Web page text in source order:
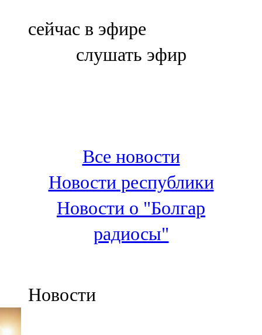
Болгар
100,3 FM
Зәй
106,6 FM
Кадыбаш
105,2 FM
91,5 FM
сейчас в эфире
слушать эфир
Все новости
Новости республики
Новости о "Болгар
радиосы"
Новости